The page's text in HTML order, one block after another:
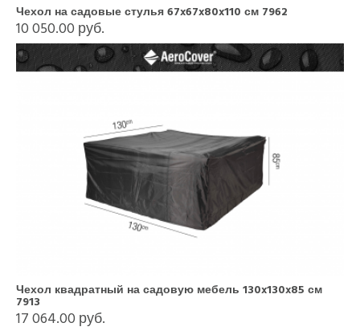
Чехол на садовые стулья 67x67x80x110 см 7962
10 050.00 руб.
Чехол квадратный на садовую мебель 130x130x85 см
7913
17 064.00 руб.